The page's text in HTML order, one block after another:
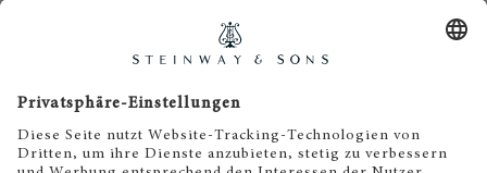
Impressum
Haftungsausschluss